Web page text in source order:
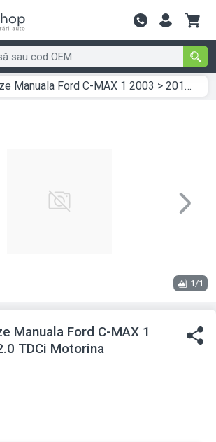
Contactează-
Ford C-MAX 1 2003 > 2010 2.0 TDCi Motorina
Next
1/1
Manuala Ford C-MAX 1
2.0 TDCi Motorina